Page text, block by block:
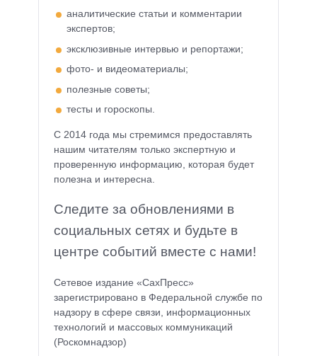
аналитические статьи и комментарии
экспертов;
эксклюзивные интервью и репортажи;
фото- и видеоматериалы;
полезные советы;
тесты и гороскопы.
С 2014 года мы стремимся предоставлять
нашим читателям только экспертную и
проверенную информацию, которая будет
полезна и интересна.
Следите за обновлениями в
социальных сетях и будьте в
центре событий вместе с нами!
Сетевое издание «СахПресс»
зарегистрировано в Федеральной службе по
надзору в сфере связи, информационных
технологий и массовых коммуникаций
(Роскомнадзор)